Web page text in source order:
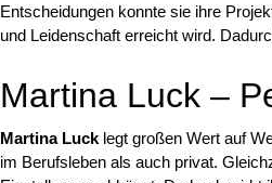
Entscheidungen konnte sie ihre
und Leidenschaft erreicht wird.
Martina Luck –
Martina Luck legt großen Wert auf
im Berufsleben als auch privat.